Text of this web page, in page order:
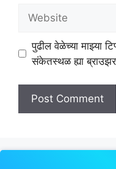
पुढील वेळेच्या माझ्या
संकेतस्थळ ह्या